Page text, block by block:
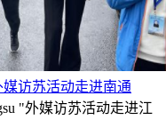
媒访苏活动走进南通
"外媒访苏活动走进江